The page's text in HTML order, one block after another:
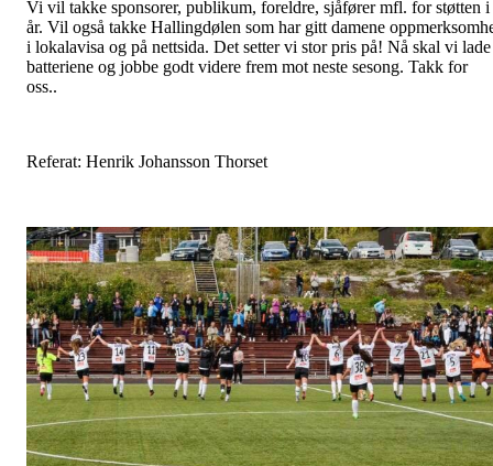
Vi vil takke sponsorer, publikum, foreldre, sjåfører mfl. for støtten i
år. Vil også takke Hallingdølen som har gitt damene
i lokalavisa og på nettsida. Det setter vi stor pris på! Nå skal vi lade
batteriene og jobbe godt videre frem mot neste sesong. Takk for
oss..
Referat: Henrik Johansson Thorset